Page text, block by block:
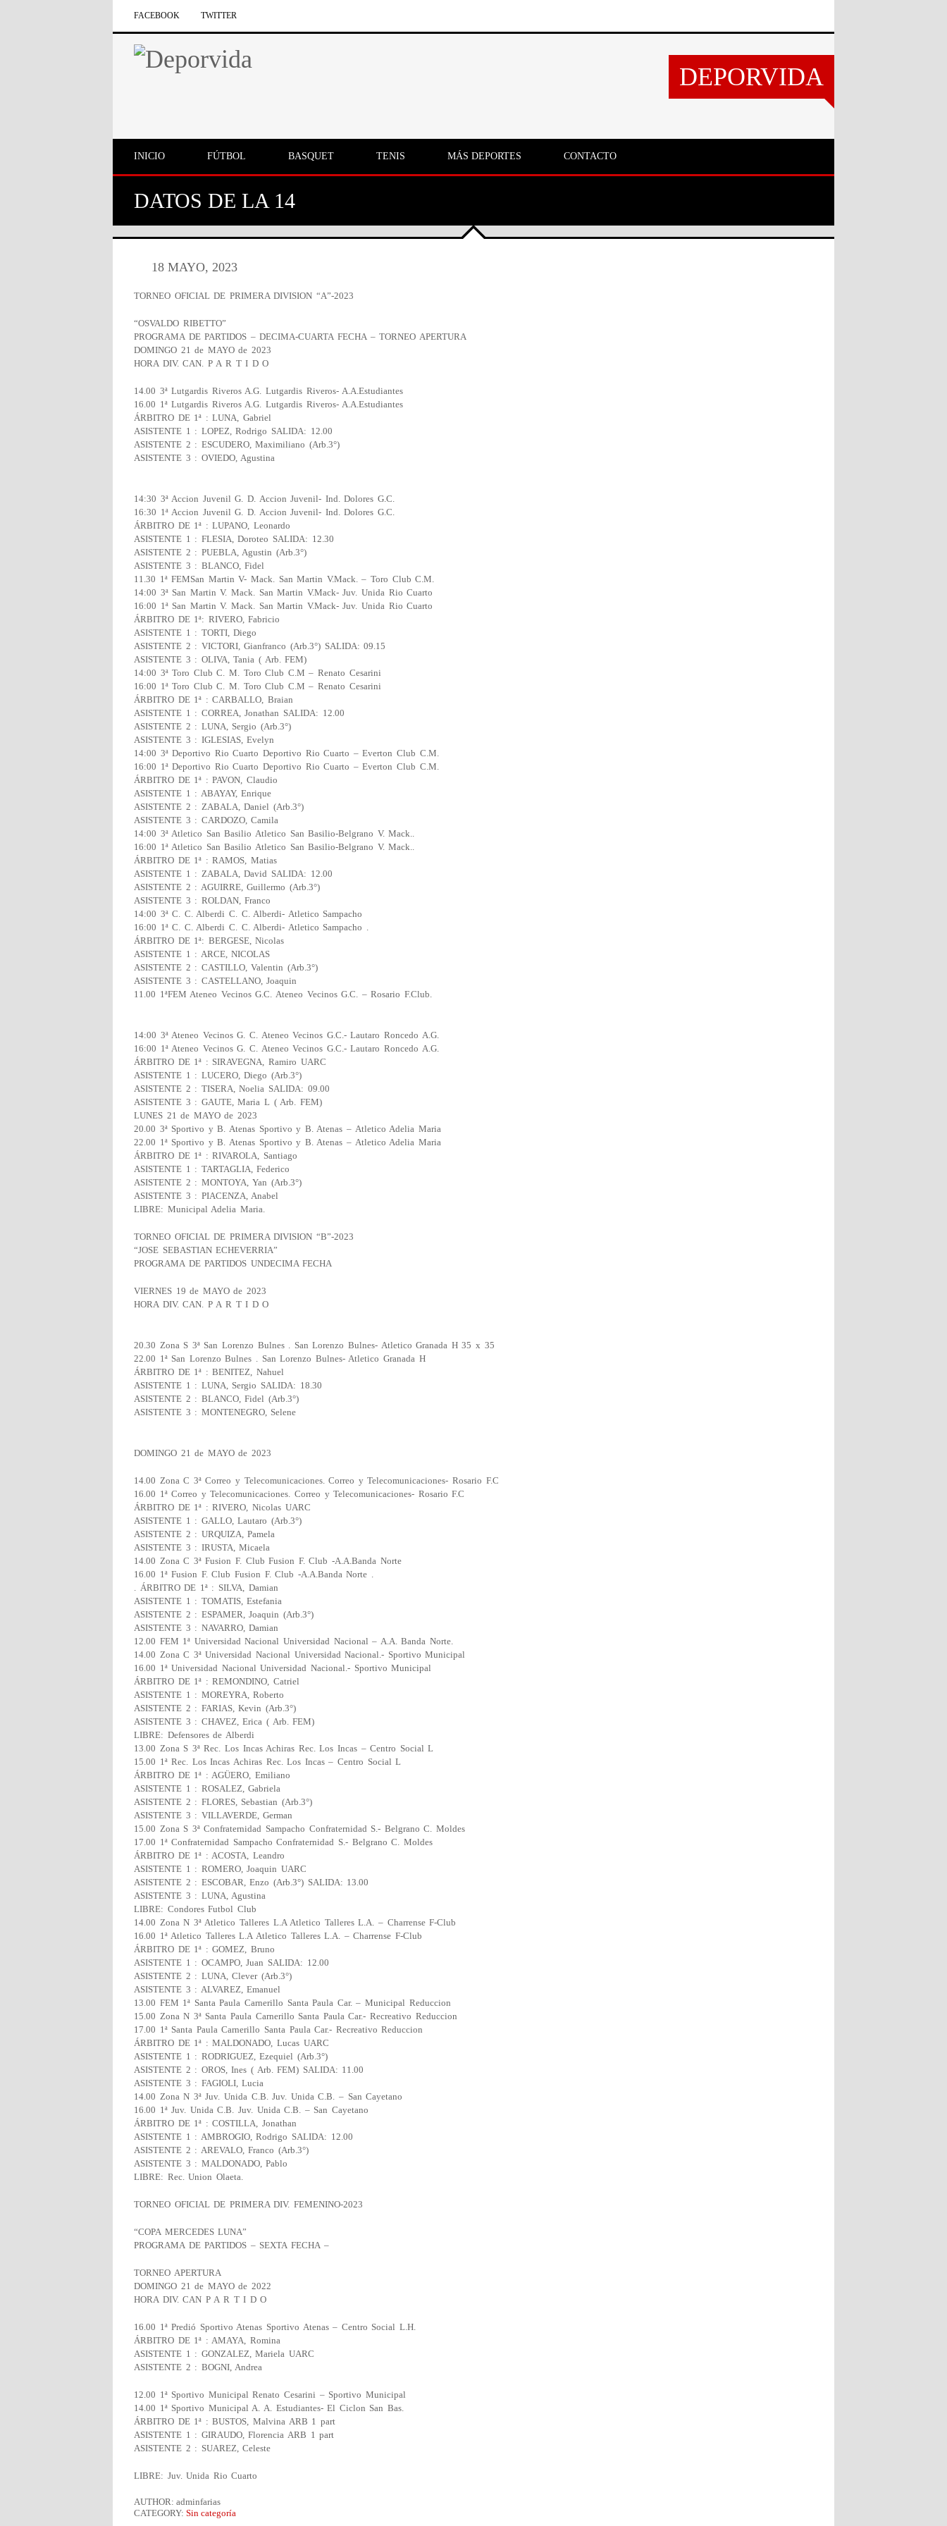
FACEBOOK TWITTER
DEPORVIDA
INICIO FÚTBOL BASQUET TENIS MÁS DEPORTES CONTACTO
DATOS DE LA 14
18 MAYO, 2023
TORNEO OFICIAL DE PRIMERA DIVISION “A”-2023
“OSVALDO RIBETTO”
PROGRAMA DE PARTIDOS – DECIMA-CUARTA FECHA – TORNEO APERTURA
DOMINGO 21 de MAYO de 2023
HORA DIV. CAN. P A R T I D O
14.00 3ª Lutgardis Riveros A.G. Lutgardis Riveros- A.A.Estudiantes
16.00 1ª Lutgardis Riveros A.G. Lutgardis Riveros- A.A.Estudiantes
ÁRBITRO DE 1ª : LUNA, Gabriel
ASISTENTE 1 : LOPEZ, Rodrigo SALIDA: 12.00
ASISTENTE 2 : ESCUDERO, Maximiliano (Arb.3°)
ASISTENTE 3 : OVIEDO, Agustina
14:30 3ª Accion Juvenil G. D. Accion Juvenil- Ind. Dolores G.C.
16:30 1ª Accion Juvenil G. D. Accion Juvenil- Ind. Dolores G.C.
ÁRBITRO DE 1ª : LUPANO, Leonardo
ASISTENTE 1 : FLESIA, Doroteo SALIDA: 12.30
ASISTENTE 2 : PUEBLA, Agustin (Arb.3°)
ASISTENTE 3 : BLANCO, Fidel
11.30 1ª FEMSan Martin V- Mack. San Martin V.Mack. – Toro Club C.M.
14:00 3ª San Martin V. Mack. San Martin V.Mack- Juv. Unida Rio Cuarto
16:00 1ª San Martin V. Mack. San Martin V.Mack- Juv. Unida Rio Cuarto
ÁRBITRO DE 1ª: RIVERO, Fabricio
ASISTENTE 1 : TORTI, Diego
ASISTENTE 2 : VICTORI, Gianfranco (Arb.3°) SALIDA: 09.15
ASISTENTE 3 : OLIVA, Tania ( Arb. FEM)
14:00 3ª Toro Club C. M. Toro Club C.M – Renato Cesarini
16:00 1ª Toro Club C. M. Toro Club C.M – Renato Cesarini
ÁRBITRO DE 1ª : CARBALLO, Braian
ASISTENTE 1 : CORREA, Jonathan SALIDA: 12.00
ASISTENTE 2 : LUNA, Sergio (Arb.3°)
ASISTENTE 3 : IGLESIAS, Evelyn
14:00 3ª Deportivo Rio Cuarto Deportivo Rio Cuarto – Everton Club C.M.
16:00 1ª Deportivo Rio Cuarto Deportivo Rio Cuarto – Everton Club C.M.
ÁRBITRO DE 1ª : PAVON, Claudio
ASISTENTE 1 : ABAYAY, Enrique
ASISTENTE 2 : ZABALA, Daniel (Arb.3°)
ASISTENTE 3 : CARDOZO, Camila
14:00 3ª Atletico San Basilio Atletico San Basilio-Belgrano V. Mack..
16:00 1ª Atletico San Basilio Atletico San Basilio-Belgrano V. Mack..
ÁRBITRO DE 1ª : RAMOS, Matias
ASISTENTE 1 : ZABALA, David SALIDA: 12.00
ASISTENTE 2 : AGUIRRE, Guillermo (Arb.3°)
ASISTENTE 3 : ROLDAN, Franco
14:00 3ª C. C. Alberdi C. C. Alberdi- Atletico Sampacho
16:00 1ª C. C. Alberdi C. C. Alberdi- Atletico Sampacho .
ÁRBITRO DE 1ª: BERGESE, Nicolas
ASISTENTE 1 : ARCE, NICOLAS
ASISTENTE 2 : CASTILLO, Valentin (Arb.3°)
ASISTENTE 3 : CASTELLANO, Joaquin
11.00 1ªFEM Ateneo Vecinos G.C. Ateneo Vecinos G.C. – Rosario F.Club.
14:00 3ª Ateneo Vecinos G. C. Ateneo Vecinos G.C.- Lautaro Roncedo A.G.
16:00 1ª Ateneo Vecinos G. C. Ateneo Vecinos G.C.- Lautaro Roncedo A.G.
ÁRBITRO DE 1ª : SIRAVEGNA, Ramiro UARC
ASISTENTE 1 : LUCERO, Diego (Arb.3°)
ASISTENTE 2 : TISERA, Noelia SALIDA: 09.00
ASISTENTE 3 : GAUTE, Maria L ( Arb. FEM)
LUNES 21 de MAYO de 2023
20.00 3ª Sportivo y B. Atenas Sportivo y B. Atenas – Atletico Adelia Maria
22.00 1ª Sportivo y B. Atenas Sportivo y B. Atenas – Atletico Adelia Maria
ÁRBITRO DE 1ª : RIVAROLA, Santiago
ASISTENTE 1 : TARTAGLIA, Federico
ASISTENTE 2 : MONTOYA, Yan (Arb.3°)
ASISTENTE 3 : PIACENZA, Anabel
LIBRE: Municipal Adelia Maria.
TORNEO OFICIAL DE PRIMERA DIVISION “B”-2023
“JOSE SEBASTIAN ECHEVERRIA”
PROGRAMA DE PARTIDOS UNDECIMA FECHA
VIERNES 19 de MAYO de 2023
HORA DIV. CAN. P A R T I D O
20.30 Zona S 3ª San Lorenzo Bulnes . San Lorenzo Bulnes- Atletico Granada H 35 x 35
22.00 1ª San Lorenzo Bulnes . San Lorenzo Bulnes- Atletico Granada H
ÁRBITRO DE 1ª : BENITEZ, Nahuel
ASISTENTE 1 : LUNA, Sergio SALIDA: 18.30
ASISTENTE 2 : BLANCO, Fidel (Arb.3°)
ASISTENTE 3 : MONTENEGRO, Selene
DOMINGO 21 de MAYO de 2023
14.00 Zona C 3ª Correo y Telecomunicaciones. Correo y Telecomunicaciones- Rosario F.C
16.00 1ª Correo y Telecomunicaciones. Correo y Telecomunicaciones- Rosario F.C
ÁRBITRO DE 1ª : RIVERO, Nicolas UARC
ASISTENTE 1 : GALLO, Lautaro (Arb.3°)
ASISTENTE 2 : URQUIZA, Pamela
ASISTENTE 3 : IRUSTA, Micaela
14.00 Zona C 3ª Fusion F. Club Fusion F. Club -A.A.Banda Norte
16.00 1ª Fusion F. Club Fusion F. Club -A.A.Banda Norte .
. ÁRBITRO DE 1ª : SILVA, Damian
ASISTENTE 1 : TOMATIS, Estefania
ASISTENTE 2 : ESPAMER, Joaquin (Arb.3°)
ASISTENTE 3 : NAVARRO, Damian
12.00 FEM 1ª Universidad Nacional Universidad Nacional – A.A. Banda Norte.
14.00 Zona C 3ª Universidad Nacional Universidad Nacional.- Sportivo Municipal
16.00 1ª Universidad Nacional Universidad Nacional.- Sportivo Municipal
ÁRBITRO DE 1ª : REMONDINO, Catriel
ASISTENTE 1 : MOREYRA, Roberto
ASISTENTE 2 : FARIAS, Kevin (Arb.3°)
ASISTENTE 3 : CHAVEZ, Erica ( Arb. FEM)
LIBRE: Defensores de Alberdi
13.00 Zona S 3ª Rec. Los Incas Achiras Rec. Los Incas – Centro Social L
15.00 1ª Rec. Los Incas Achiras Rec. Los Incas – Centro Social L
ÁRBITRO DE 1ª : AGÜERO, Emiliano
ASISTENTE 1 : ROSALEZ, Gabriela
ASISTENTE 2 : FLORES, Sebastian (Arb.3°)
ASISTENTE 3 : VILLAVERDE, German
15.00 Zona S 3ª Confraternidad Sampacho Confraternidad S.- Belgrano C. Moldes
17.00 1ª Confraternidad Sampacho Confraternidad S.- Belgrano C. Moldes
ÁRBITRO DE 1ª : ACOSTA, Leandro
ASISTENTE 1 : ROMERO, Joaquin UARC
ASISTENTE 2 : ESCOBAR, Enzo (Arb.3°) SALIDA: 13.00
ASISTENTE 3 : LUNA, Agustina
LIBRE: Condores Futbol Club
14.00 Zona N 3ª Atletico Talleres L.A Atletico Talleres L.A. – Charrense F-Club
16.00 1ª Atletico Talleres L.A Atletico Talleres L.A. – Charrense F-Club
ÁRBITRO DE 1ª : GOMEZ, Bruno
ASISTENTE 1 : OCAMPO, Juan SALIDA: 12.00
ASISTENTE 2 : LUNA, Clever (Arb.3°)
ASISTENTE 3 : ALVAREZ, Emanuel
13.00 FEM 1ª Santa Paula Carnerillo Santa Paula Car. – Municipal Reduccion
15.00 Zona N 3ª Santa Paula Carnerillo Santa Paula Car.- Recreativo Reduccion
17.00 1ª Santa Paula Carnerillo Santa Paula Car.- Recreativo Reduccion
ÁRBITRO DE 1ª : MALDONADO, Lucas UARC
ASISTENTE 1 : RODRIGUEZ, Ezequiel (Arb.3°)
ASISTENTE 2 : OROS, Ines ( Arb. FEM) SALIDA: 11.00
ASISTENTE 3 : FAGIOLI, Lucia
14.00 Zona N 3ª Juv. Unida C.B. Juv. Unida C.B. – San Cayetano
16.00 1ª Juv. Unida C.B. Juv. Unida C.B. – San Cayetano
ÁRBITRO DE 1ª : COSTILLA, Jonathan
ASISTENTE 1 : AMBROGIO, Rodrigo SALIDA: 12.00
ASISTENTE 2 : AREVALO, Franco (Arb.3°)
ASISTENTE 3 : MALDONADO, Pablo
LIBRE: Rec. Union Olaeta.
TORNEO OFICIAL DE PRIMERA DIV. FEMENINO-2023
“COPA MERCEDES LUNA”
PROGRAMA DE PARTIDOS – SEXTA FECHA –
TORNEO APERTURA
DOMINGO 21 de MAYO de 2022
HORA DIV. CAN P A R T I D O
16.00 1ª Predió Sportivo Atenas Sportivo Atenas – Centro Social L.H.
ÁRBITRO DE 1ª : AMAYA, Romina
ASISTENTE 1 : GONZALEZ, Mariela UARC
ASISTENTE 2 : BOGNI, Andrea
12.00 1ª Sportivo Municipal Renato Cesarini – Sportivo Municipal
14.00 1ª Sportivo Municipal A. A. Estudiantes- El Ciclon San Bas.
ÁRBITRO DE 1ª : BUSTOS, Malvina ARB 1 part
ASISTENTE 1 : GIRAUDO, Florencia ARB 1 part
ASISTENTE 2 : SUAREZ, Celeste
LIBRE: Juv. Unida Rio Cuarto
AUTHOR: adminfarias
CATEGORY: Sin categoría